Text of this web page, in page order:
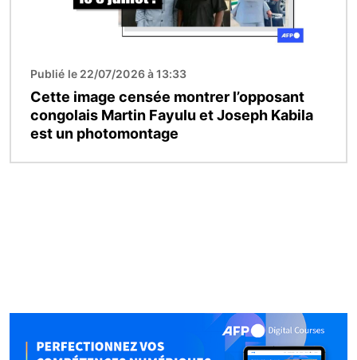
Publié le 22/07/2026 à 13:33
Cette image censée montrer l’opposant
congolais Martin Fayulu et Joseph Kabila
est un photomontage